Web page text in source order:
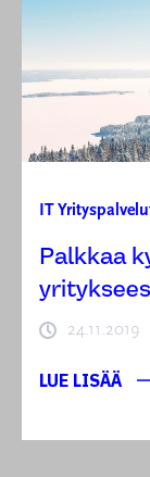
IT
Palkkaa
24.11.2019
LUE LISÄÄ